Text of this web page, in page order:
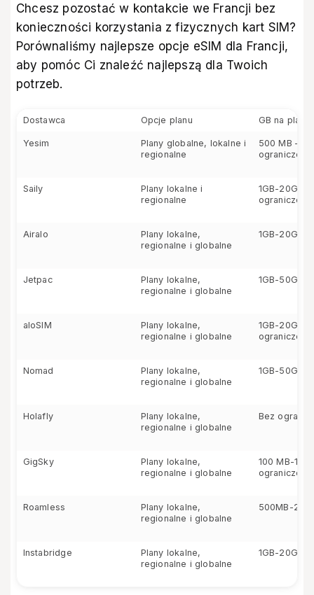
Chcesz pozostać w kontakcie we Francji bez
konieczności korzystania z fizycznych kart SIM?
Porównaliśmy najlepsze opcje eSIM dla Francji,
aby pomóc Ci znaleźć najlepszą dla Twoich
potrzeb.
Dostawca Opcje planu GB na plan
Yesim
Plany globalne, lokalne i
regionalne
500 MB –
ograniczeń
Saily
Plany lokalne i
regionalne
1GB-20GB i
ograniczeń
Airalo
Plany lokalne,
regionalne i globalne
1GB-20GB
Jetpac
Plany lokalne,
regionalne i globalne
1GB-50GB
aloSIM
Plany lokalne,
regionalne i globalne
1GB-20GB i
ograniczeń
Nomad
Plany lokalne,
regionalne i globalne
1GB-50GB
Holafly
Plany lokalne,
regionalne i globalne
Bez
GigSky
Plany lokalne,
regionalne i globalne
100 MB-10
ograniczeń
Roamless
Plany lokalne,
regionalne i globalne
500MB-
Instabridge
Plany lokalne,
regionalne i globalne
1GB-20GB